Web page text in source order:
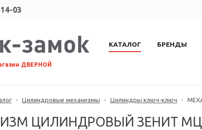
03
ДВЕРНОЙ
КАТАЛОГ БРЕНДЫ
- Цилиндровые механизмы - Цилиндры ключ-ключ -
ЦИЛИНДРОВЫЙ ЗЕНИТ